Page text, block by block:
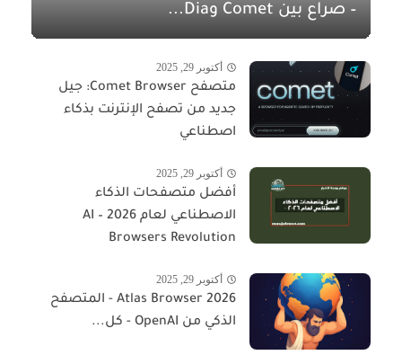
– صراع بين Comet وDia...
أكتوبر 29, 2025
متصفح Comet Browser: جيل
جديد من تصفح الإنترنت بذكاء
اصطناعي
أكتوبر 29, 2025
أفضل متصفحات الذكاء
الاصطناعي لعام 2026 – AI
Browsers Revolution
أكتوبر 29, 2025
Atlas Browser 2026 - المتصفح
الذكي من OpenAI - كل...